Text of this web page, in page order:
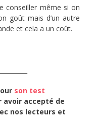
conseiller même si on
goût mais d’un autre
et cela a un coût.
son test
avoir accepté de
nos lecteurs et